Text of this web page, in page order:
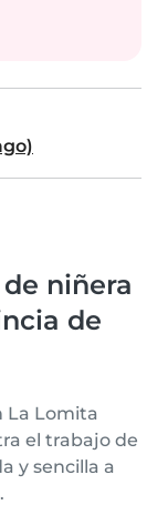
niñera
de
La Lomita
el trabajo de
y sencilla a